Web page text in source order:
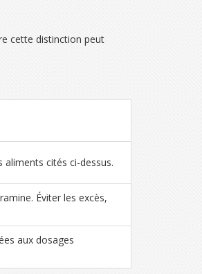
cette distinction peut
cités ci-dessus.
Éviter les excès,
aux dosages